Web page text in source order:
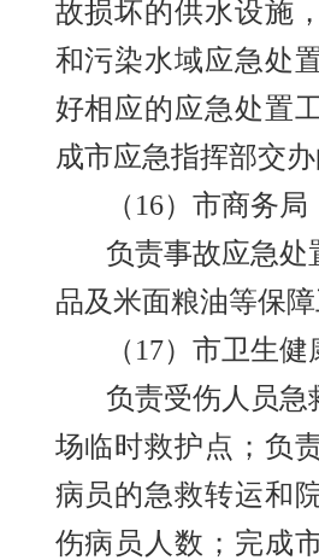
故损坏的供水设施
和污染水域应急处
好相应的应急处置
成市应急指挥部交
（ 16）市商务局
负责事故应急处
品及米面粮油等保
（ 17）市卫生健
负责受伤人员急
场临时救护点；负
病员的急救转运和
伤病员人数；完成